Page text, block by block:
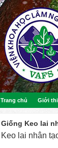
Trang chủ Giới
Giống Keo lai
Keo lai nhân